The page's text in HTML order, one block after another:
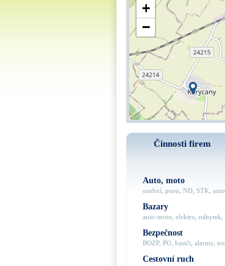
+
−
Činnosti firem
Auto, moto
osobní, pneu, ND, STK,
Bazary
auto-moto, elektro, nábytek,
Bezpečnost
BOZP, PO, hasiči, alarmy,
Cestovní ruch